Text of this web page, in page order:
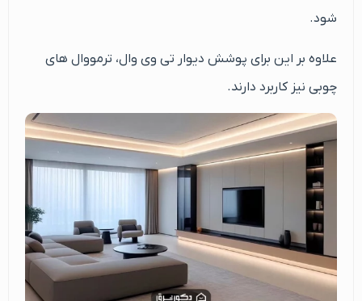
شود.
علاوه بر این برای پوشش دیوار تی وی وال، ترمووال های
چوبی نیز کاربرد دارند.